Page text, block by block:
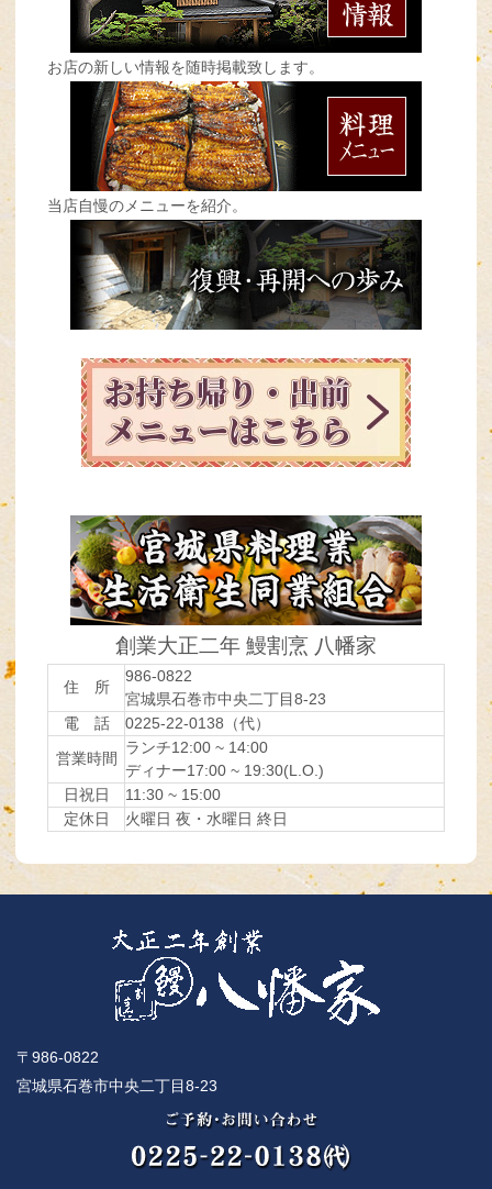
お店の新しい情報を随時掲載致します。
当店自慢のメニューを紹介。
創業大正二年 鰻割烹 八幡家
住 所
986-0822
宮城県石巻市中央二丁目8-23
電 話
0225-22-0138（代）
営業時間
ランチ12:00 ~ 14:00
ディナー17:00 ~ 19:30(L.O.)
日祝日
11:30 ~ 15:00
定休日
火曜日 夜・水曜日 終日
〒986-0822
宮城県石巻市中央二丁目8-23